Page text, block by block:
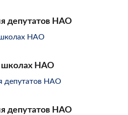
депутатов НАО
школах НАО
депутатов НАО